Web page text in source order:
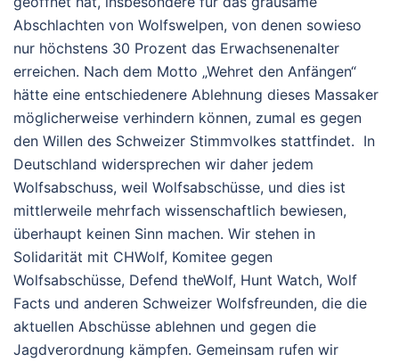
Abschlachten von Wolfswelpen, von denen sowieso
nur höchstens 30 Prozent das Erwachsenenalter
erreichen. Nach dem Motto „Wehret den Anfängen“
hätte eine entschiedenere Ablehnung dieses Massaker
möglicherweise verhindern können, zumal es gegen
den Willen des Schweizer Stimmvolkes stattfindet. In
Deutschland widersprechen wir daher jedem
Wolfsabschuss, weil Wolfsabschüsse, und dies ist
mittlerweile mehrfach wissenschaftlich bewiesen,
überhaupt keinen Sinn machen. Wir stehen in
Solidarität mit CHWolf, Komitee gegen
Wolfsabschüsse, Defend theWolf, Hunt Watch, Wolf
Facts und anderen Schweizer Wolfsfreunden, die die
aktuellen Abschüsse ablehnen und gegen die
Jagdverordnung kämpfen. Gemeinsam rufen wir